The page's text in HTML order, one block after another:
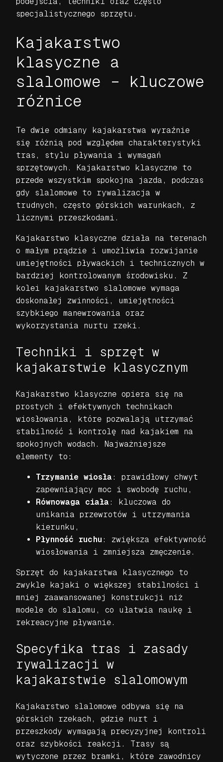
specjalistycznego sprzętu.
Kajakarstwo
klasyczne a
slalomowe – kluczowe
różnice
Te dwie odmiany kajakarstwa wyraźnie
się różnią pod względem charakterystyki
tras, stylu pływania i wymagań
sprzętowych. Kajakarstwo klasyczne to
przede wszystkim spokojna jazda, podczas
gdy slalomowe to rywalizacja w
trudnych, często górskich warunkach, z
licznymi przeszkodami.
Kajakarstwo klasyczne działa na terenach
o małym prądzie i umożliwia rozwijanie
umiejętności pływackich i technicznych w
bardziej kontrolowanym środowisku. Z
kolei kajakarstwo slalomowe wymaga
doskonałej zwinności, umiejętności
szybkiego manewrowania oraz
wykorzystania nurtu rzeki.
Techniki i sprzęt w
kajakarstwie klasycznym
Kajakarstwo klasyczne opiera się na
prostych i efektywnych technikach
wiosłowania, które pozwalają utrzymać
stabilność i kontrolę nad kajakiem na
spokojnych wodach. Najważniejsze
elementy to:
Trzymanie wiosła : prawidłowy chwyt
zapewniający moc i swobodę ruchu,
Równowaga ciała : kluczowa do
unikania przewrotów i utrzymania
kierunku,
Płynność ruchu : zwiększa efektywność
wiosłowania i zmniejsza zmęczenie.
Sprzęt do kajakarstwa klasycznego to
zwykle kajaki o większej stabilności i
mniej zaawansowanej konstrukcji niż
modele do slalomu, co ułatwia naukę i
rekreacyjne pływanie.
Specyfika tras i zasady
rywalizacji w
kajakarstwie slalomowym
Kajakarstwo slalomowe odbywa się na
górskich rzekach, gdzie nurt i
przeszkody wymagają precyzyjnej kontroli
oraz szybkości reakcji. Trasy są
wytyczone przez bramki, które zawodnicy